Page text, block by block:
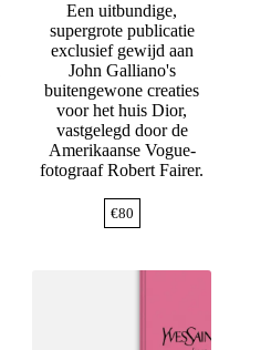
Een uitbundige,
supergrote publicatie
exclusief gewijd aan
John Galliano's
buitengewone creaties
voor het huis Dior,
vastgelegd door de
Amerikaanse Vogue-
fotograaf Robert Fairer.
€80